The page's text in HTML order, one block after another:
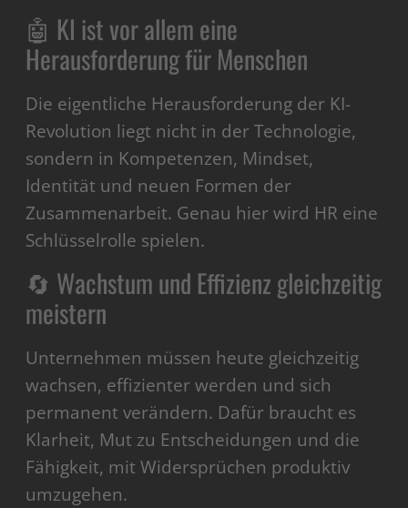
🤖 KI ist vor allem eine
Herausforderung für Menschen
Die eigentliche Herausforderung der KI-
Revolution liegt nicht in der Technologie,
sondern in Kompetenzen, Mindset,
Identität und neuen Formen der
Zusammenarbeit. Genau hier wird HR eine
Schlüsselrolle spielen.
🔄 Wachstum und Effizienz gleichzeitig
meistern
Unternehmen müssen heute gleichzeitig
wachsen, effizienter werden und sich
permanent verändern. Dafür braucht es
Klarheit, Mut zu Entscheidungen und die
Fähigkeit, mit Widersprüchen produktiv
umzugehen.